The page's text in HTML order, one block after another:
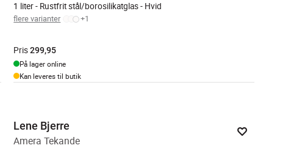
1 liter - Rustfrit stål/borosilikatglas - Hvid
flere varianter +1
Pris 299,95
På lager online
Kan leveres til butik
Lene Bjerre
Amera Tekande